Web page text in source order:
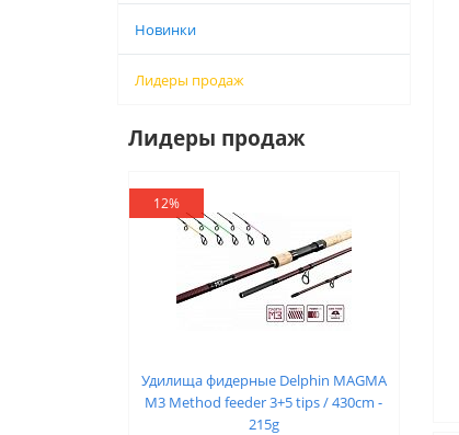
Новинки
Лидеры продаж
Лидеры продаж
12%
Удилища фидерные Delphin MAGMA
M3 Method feeder 3+5 tips / 430cm -
215g